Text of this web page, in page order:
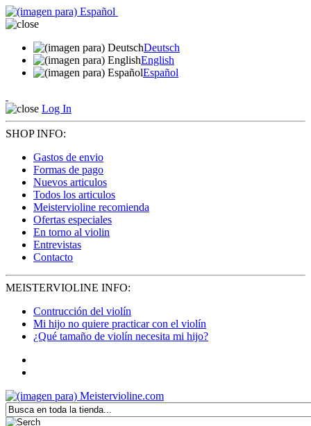
Deutsch
English
Español
Log In
SHOP INFO:
Gastos de envio
Formas de pago
Nuevos articulos
Todos los articulos
Meistervioline recomienda
Ofertas especiales
En torno al violin
Entrevistas
Contacto
MEISTERVIOLINE INFO:
Contrucción del violín
Mi hijo no quiere practicar con el violín
¿Qué tamaño de violín necesita mi hijo?